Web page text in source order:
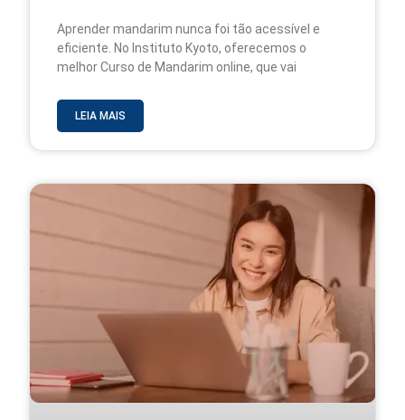
Aprender mandarim nunca foi tão acessível e
eficiente. No Instituto Kyoto, oferecemos o
melhor Curso de Mandarim online, que vai
LEIA MAIS